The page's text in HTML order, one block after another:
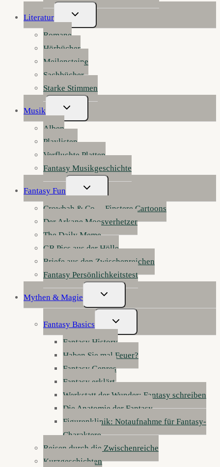
Literatur
Untermenü
Umschalten
Romane
Hörbücher
Meilensteine
Sachbücher
Starke Stimmen
Musik
Untermenü
Umschalten
Alben
Playlisten
Verfluchte Platten
Fantasy Musikgeschichte
Fantasy Fun
Untermenü
Umschalten
Crowbah & Co. – Finstere Cartoons
Der Arkane Moosverhetzer
The Daily Meme
GB Pics aus der Hölle
Briefe aus den Zwischenreichen
Fantasy Persönlichkeitstest
Mythen & Magie
Untermenü
Umschalten
Fantasy Basics
Untermenü
Umschalten
Fantasy History
Haben Sie mal Feuer?
Fantasy Genres
Fantasy erklärt
Werkstatt der Wunder: Fantasy schreiben
Die Anatomie der Fantasy
Figurenklinik: Notaufnahme für Fantasy-
Charaktere
Reisen durch die Zwischenreiche
Kurzgeschichten